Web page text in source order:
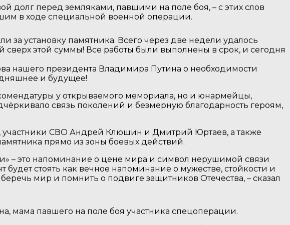
долг перед земляками, павшими на поле боя, – с этих слов
в ходе специальной военной операции.
установку памятника. Всего через две недели удалось
этой суммы! Все работы были выполнены в срок, и сегодня
нашего президента Владимира Путина о необходимости
и будущее!
у открываемого мемориала, но и юнармейцы,
связь поколений и безмерную благодарность героям,
СВО Андрей Клюшин и Дмитрий Юртаев, а также
прямо из зоны боевых действий.
– это напоминание о цене мира и символ нерушимой связи
стоять как вечное напоминание о мужестве, стойкости и
мир и помнить о подвиге защитников Отечества, – сказал
мама павшего на поле боя участника спецоперации.